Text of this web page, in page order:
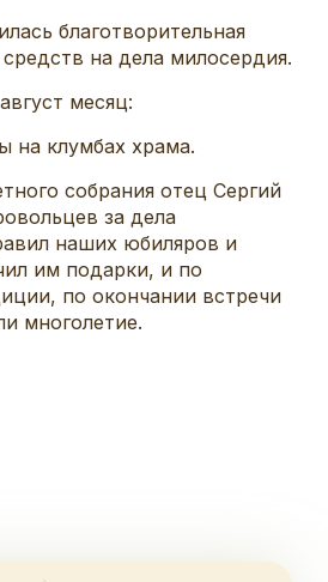
благотворительная
на дела милосердия.
месяц:
на клумбах храма.
собрания отец Сергий
за дела
наших юбиляров и
им подарки, и по
по окончании встречи
многолетие.